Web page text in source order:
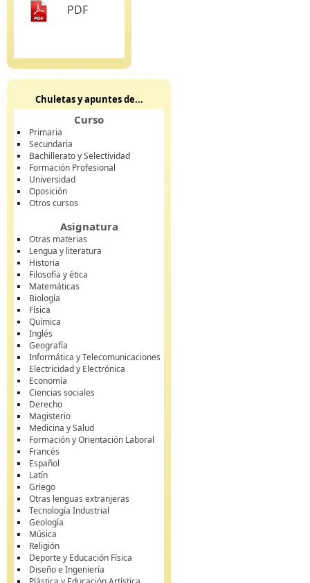
PDF
Chuletas y apuntes de...
Curso
Primaria
Secundaria
Bachillerato y Selectividad
Formación Profesional
Universidad
Oposición
Otros cursos
Asignatura
Otras materias
Lengua y literatura
Historia
Filosofía y ética
Matemáticas
Biología
Física
Química
Inglés
Geografía
Informática y Telecomunicaciones
Electricidad y Electrónica
Economía
Ciencias sociales
Derecho
Magisterio
Medicina y Salud
Formación y Orientación Laboral
Francés
Español
Latín
Griego
Otras lenguas extranjeras
Tecnología Industrial
Geología
Música
Religión
Deporte y Educación Física
Diseño e Ingeniería